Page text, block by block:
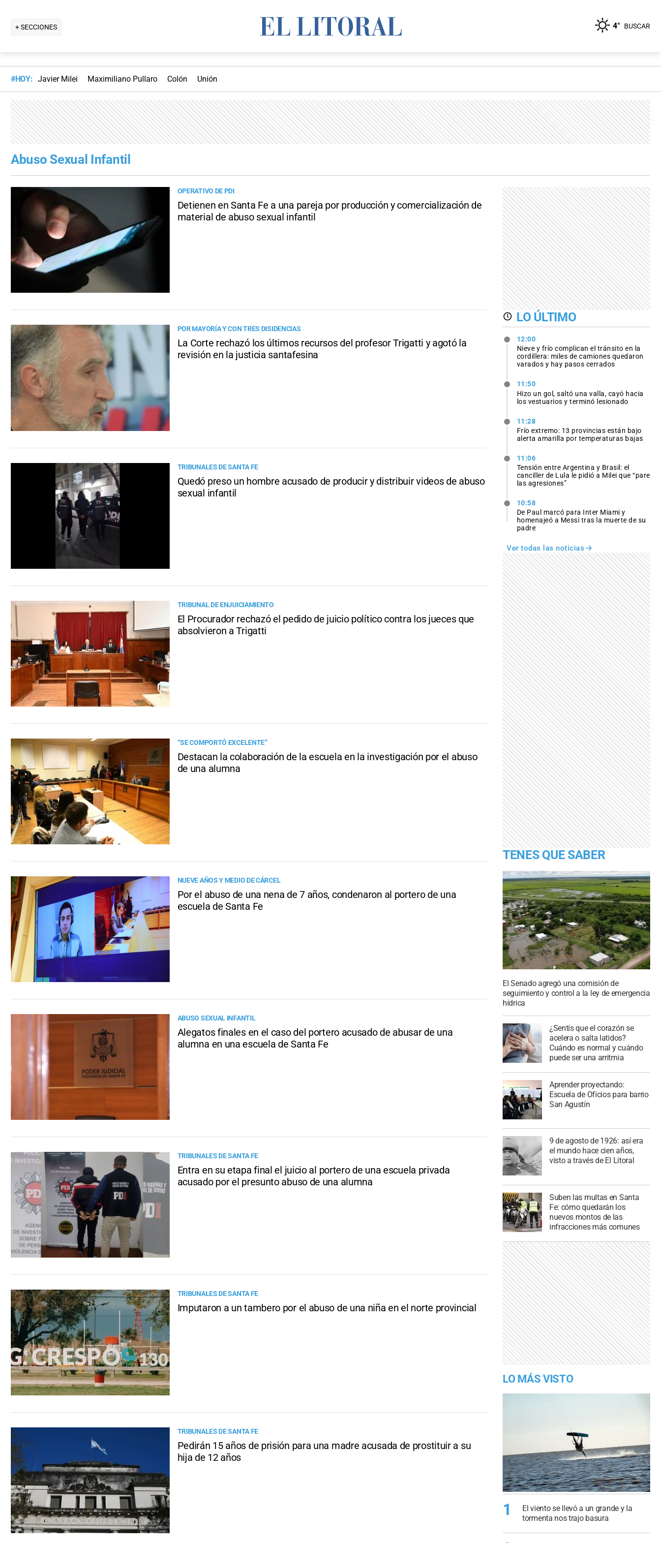
+ SECCIONES 4° BUSCAR
#HOY: Javier Milei Maximiliano Pullaro Colón Unión
Abuso Sexual Infantil
OPERATIVO DE PDI
Detienen en Santa Fe a una pareja por producción y comercialización de
material de abuso sexual infantil
POR MAYORÍA Y CON TRES DISIDENCIAS
La Corte rechazó los últimos recursos del profesor Trigatti y agotó la
revisión en la justicia santafesina
TRIBUNALES DE SANTA FE
Quedó preso un hombre acusado de producir y distribuir videos de abuso
sexual infantil
TRIBUNAL DE ENJUICIAMIENTO
El Procurador rechazó el pedido de juicio político contra los jueces que
absolvieron a Trigatti
“SE COMPORTÓ EXCELENTE”
Destacan la colaboración de la escuela en la investigación por el abuso
de una alumna
NUEVE AÑOS Y MEDIO DE CÁRCEL
Por el abuso de una nena de 7 años, condenaron al portero de una
escuela de Santa Fe
ABUSO SEXUAL INFANTIL
Alegatos finales en el caso del portero acusado de abusar de una
alumna en una escuela de Santa Fe
TRIBUNALES DE SANTA FE
Entra en su etapa final el juicio al portero de una escuela privada
acusado por el presunto abuso de una alumna
TRIBUNALES DE SANTA FE
Imputaron a un tambero por el abuso de una niña en el norte provincial
TRIBUNALES DE SANTA FE
Pedirán 15 años de prisión para una madre acusada de prostituir a su
hija de 12 años
LO ÚLTIMO
12:00
Nieve y frío complican el tránsito en la
cordillera: miles de camiones quedaron
varados y hay pasos cerrados
11:50
Hizo un gol, saltó una valla, cayó hacia
los vestuarios y terminó lesionado
11:28
Frío extremo: 13 provincias están bajo
alerta amarilla por temperaturas bajas
11:06
Tensión entre Argentina y Brasil: el
canciller de Lula le pidió a Milei que “pare
las agresiones”
10:58
De Paul marcó para Inter Miami y
homenajeó a Messi tras la muerte de su
padre
Ver todas las noticias
TENES QUE SABER
El Senado agregó una comisión de
seguimiento y control a la ley de emergencia
hídrica
¿Sentís que el corazón se
acelera o salta latidos?
Cuándo es normal y cuándo
puede ser una arritmia
Aprender proyectando:
Escuela de Oficios para barrio
San Agustín
9 de agosto de 1926: así era
el mundo hace cien años,
visto a través de El Litoral
Suben las multas en Santa
Fe: cómo quedarán los
nuevos montos de las
infracciones más comunes
LO MÁS VISTO
1
El viento se llevó a un grande y la
tormenta nos trajo basura